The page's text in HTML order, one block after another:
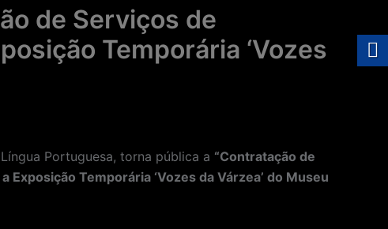
de Serviços de
Temporária ‘Vozes
Portuguesa, torna pública a “Contratação de
Temporária ‘Vozes da Várzea’ do Museu